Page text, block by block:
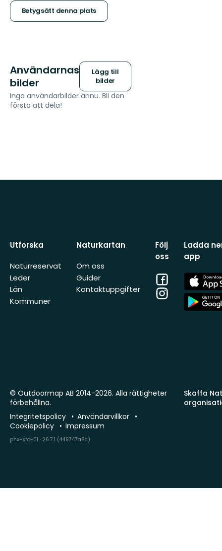
stjärnor
Betygsätt denna plats
Användarnas
bilder
Lägg till
bilder
Inga användarbilder ännu. Bli den
första att dela!
Utforska
Naturreservat
Leder
Län
Kommuner
Naturkartan
Om oss
Guider
Kontaktuppgifter
Följ
oss
Facebook
Instagram
Ladda
app
App
Store
App
Store
Skaffa
© Outdoormap AB 2014-2026. Alla rättigheter
förbehållna.
Integritetspolicy
Användarvillkor
Cookiepolicy
Impressum
phx-sto-01 · 26.7.1 (449747a8c)